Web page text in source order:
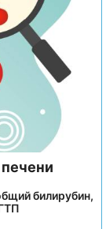
билирубин,